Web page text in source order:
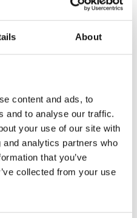
About
content and ads, to
and to analyse our traffic.
your use of our site with
analytics partners who
that you’ve
collected from your use
Ribbon